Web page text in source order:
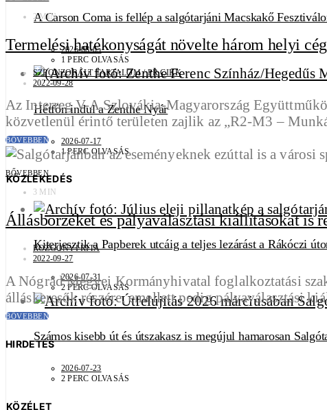
A Carson Coma is fellép a salgótarjáni Macskakő
2026-08-05
1 PERC OLVASÁS
Hétfőn indul a Zenthe Nyár
2026-07-17
1 PERC OLVASÁS
KÖZLEKEDÉS
Kiterjesztik a Papberek utcáig a teljes lezárást a Rákóczi
2026-07-31
2 PERC OLVASÁS
Számos kisebb út és útszakasz is megújul hamarosan
2026-07-23
2 PERC OLVASÁS
KÖZÉLET
2 MIN
Termelési hatékonyságát növelte három helyi
SZPONZORÁLT TARTALOM / PR CIKK
2022-09-28
Az Interreg V-A Szlovákia-Magyarország
közvetlenül érintő területen zajlik az „R2-M3 –
BŐVEBBEN
BŐVEBBEN
3 MIN
Állásbörzéket és pályaválasztási kiállításokat is
ROZGONYI RITA
2022-09-27
A Nógrád Megyei Kormányhivatal foglalkoztatási
álláskeresők részére, emellett pedig pályaválasztási
BŐVEBBEN
HIRDETÉS